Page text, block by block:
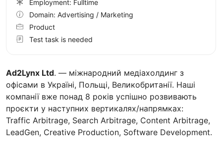
Ad2Lynx Ltd. — міжнародний медіахолдинг з
офісами в Україні, Польщі, Великобританії. Наші
компанії вже понад 8 років успішно розвивають
проєкти у наступних вертикалях/напрямках:
Traffic Arbitrage, Search Arbitrage, Content Arbitrage,
LeadGen, Creative Production, Software Development.
Employment: Fulltime
Domain: Advertising / Marketing
Product
Test task is needed